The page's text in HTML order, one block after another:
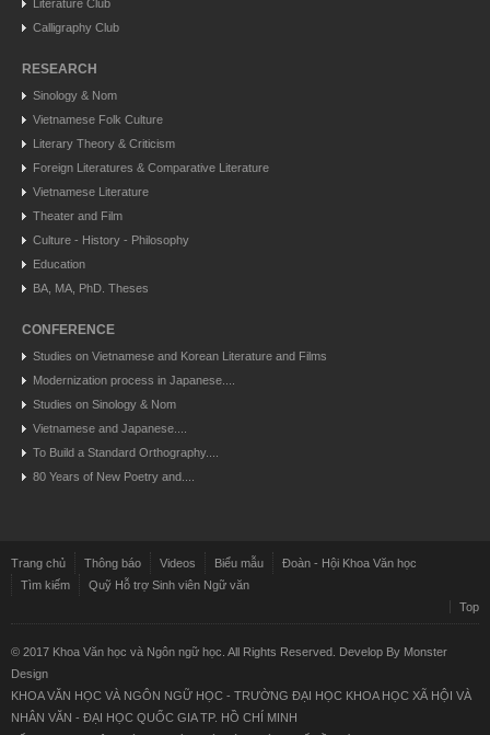
Literature Club
Calligraphy Club
RESEARCH
Sinology & Nom
Vietnamese Folk Culture
Literary Theory & Criticism
Foreign Literatures & Comparative Literature
Vietnamese Literature
Theater and Film
Culture - History - Philosophy
Education
BA, MA, PhD. Theses
CONFERENCE
Studies on Vietnamese and Korean Literature and Films
Modernization process in Japanese....
Studies on Sinology & Nom
Vietnamese and Japanese....
To Build a Standard Orthography....
80 Years of New Poetry and....
Trang chủ Thông báo Videos Biểu mẫu
Đoàn - Hội Khoa Văn học
Tìm kiếm
Quỹ Hỗ trợ Sinh viên Ngữ văn
Top
© 2017 Khoa Văn học và Ngôn ngữ học. All Rights Reserved. Develop By Monster
Design
KHOA VĂN HỌC VÀ NGÔN NGỮ HỌC - TRƯỜNG ĐẠI HỌC KHOA HỌC XÃ HỘI VÀ
NHÂN VĂN - ĐẠI HỌC QUỐC GIA TP. HỒ CHÍ MINH